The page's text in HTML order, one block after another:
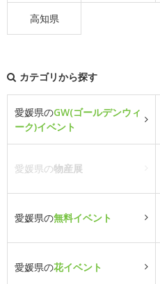
高知県
カテゴリから探す
愛媛県のGW(ゴールデンウィ
ーク)イベント
愛媛県の物産展
愛媛県の無料イベント
愛媛県の花イベント